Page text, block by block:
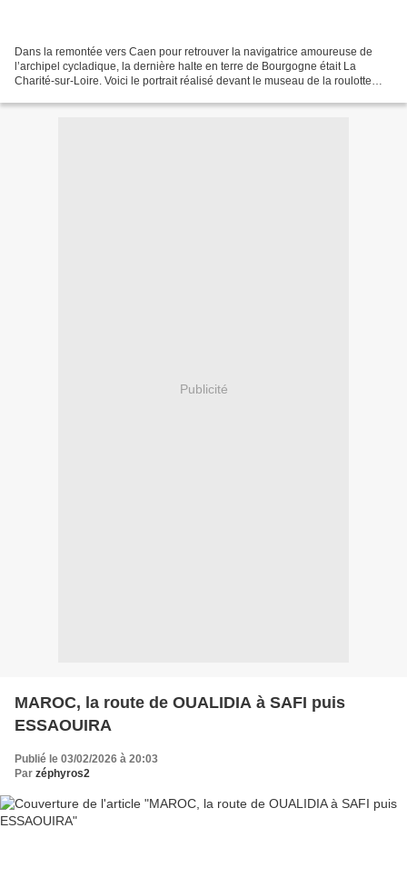
Dans la remontée vers Caen pour retrouver la navigatrice amoureuse de
l’archipel cycladique, la dernière halte en terre de Bourgogne était La
Charité-sur-Loire. Voici le portrait réalisé devant le museau de la roulotte
Publicité
MAROC, la route de OUALIDIA à SAFI puis
ESSAOUIRA
Publié le 03/02/2026 à 20:03
Par zéphyros2